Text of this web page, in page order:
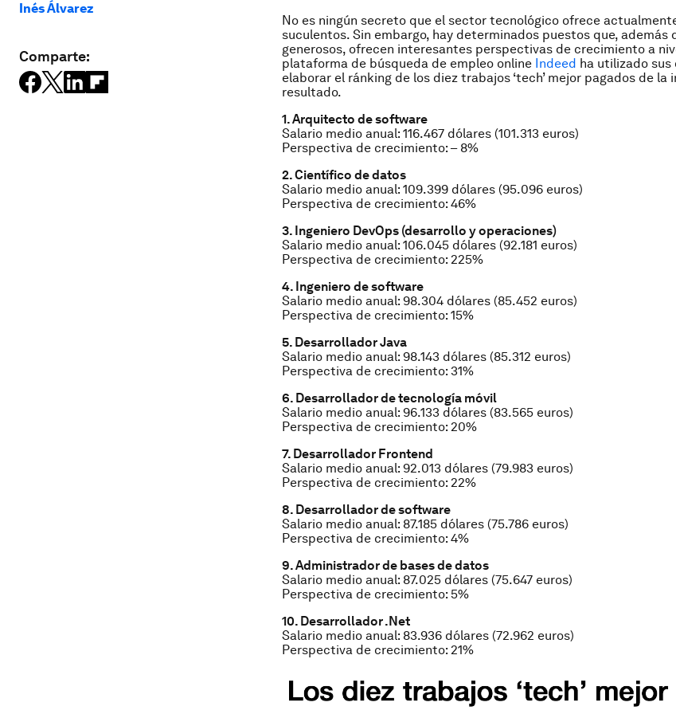
Inés Álvarez
Comparte:
No es ningún secreto que el sector tecnológico ofrece
suculentos. Sin embargo, hay determinados puestos que, además
generosos, ofrecen interesantes perspectivas de crecimiento a
plataforma de búsqueda de empleo online Indeed ha utilizado
elaborar el ránking de los diez trabajos ‘tech’ mejor pagados de la
resultado.
1. Arquitecto de software
Salario medio anual: 116.467 dólares (101.313 euros)
Perspectiva de crecimiento: – 8%
2. Científico de datos
Salario medio anual: 109.399 dólares (95.096 euros)
Perspectiva de crecimiento: 46%
3. Ingeniero DevOps (desarrollo y operaciones)
Salario medio anual: 106.045 dólares (92.181 euros)
Perspectiva de crecimiento: 225%
4. Ingeniero de software
Salario medio anual: 98.304 dólares (85.452 euros)
Perspectiva de crecimiento: 15%
5. Desarrollador Java
Salario medio anual: 98.143 dólares (85.312 euros)
Perspectiva de crecimiento: 31%
6. Desarrollador de tecnología móvil
Salario medio anual: 96.133 dólares (83.565 euros)
Perspectiva de crecimiento: 20%
7. Desarrollador Frontend
Salario medio anual: 92.013 dólares (79.983 euros)
Perspectiva de crecimiento: 22%
8. Desarrollador de software
Salario medio anual: 87.185 dólares (75.786 euros)
Perspectiva de crecimiento: 4%
9. Administrador de bases de datos
Salario medio anual: 87.025 dólares (75.647 euros)
Perspectiva de crecimiento: 5%
10. Desarrollador .Net
Salario medio anual: 83.936 dólares (72.962 euros)
Perspectiva de crecimiento: 21%